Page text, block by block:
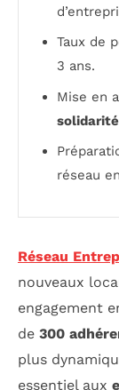
Taux de
3 ans.
Mise en
solidarité
réseau
Réseau
nouveaux
engagement
de 300
plus
essentiel aux